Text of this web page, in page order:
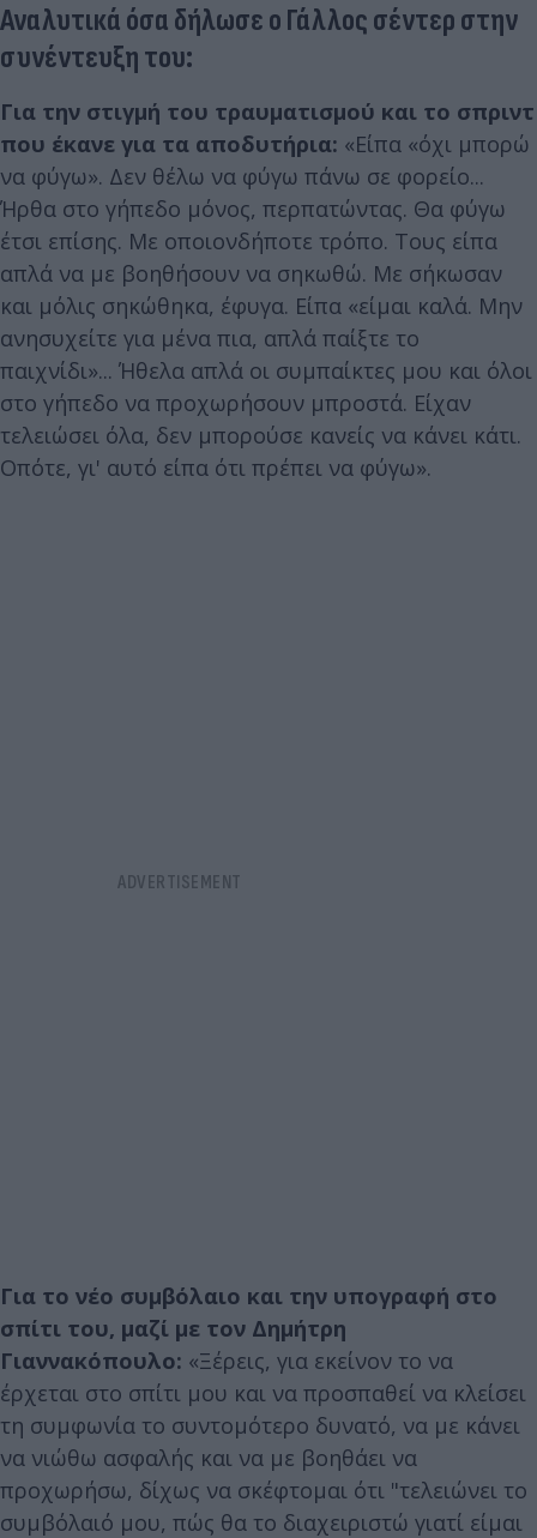
Αναλυτικά όσα δήλωσε ο Γάλλος σέντερ στην
συνέντευξη του:
Για την στιγμή του τραυματισμού και το σπριντ
που έκανε για τα αποδυτήρια: «Είπα «όχι μπορώ
να φύγω». Δεν θέλω να φύγω πάνω σε φορείο...
Ήρθα στο γήπεδο μόνος, περπατώντας. Θα φύγω
έτσι επίσης. Με οποιονδήποτε τρόπο. Τους είπα
απλά να με βοηθήσουν να σηκωθώ. Με σήκωσαν
και μόλις σηκώθηκα, έφυγα. Είπα «είμαι καλά. Μην
ανησυχείτε για μένα πια, απλά παίξτε το
παιχνίδι»... Ήθελα απλά οι συμπαίκτες μου και όλοι
στο γήπεδο να προχωρήσουν μπροστά. Είχαν
τελειώσει όλα, δεν μπορούσε κανείς να κάνει κάτι.
Οπότε, γι' αυτό είπα ότι πρέπει να φύγω».
Για το νέο συμβόλαιο και την υπογραφή στο
σπίτι του, μαζί με τον Δημήτρη
Γιαννακόπουλο: «Ξέρεις, για εκείνον το να
έρχεται στο σπίτι μου και να προσπαθεί να κλείσει
τη συμφωνία το συντομότερο δυνατό, να με κάνει
να νιώθω ασφαλής και να με βοηθάει να
προχωρήσω, δίχως να σκέφτομαι ότι "τελειώνει το
συμβόλαιό μου, πώς θα το διαχειριστώ γιατί είμαι